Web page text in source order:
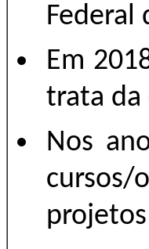
Federal
Em
trata da
Nos
cursos/